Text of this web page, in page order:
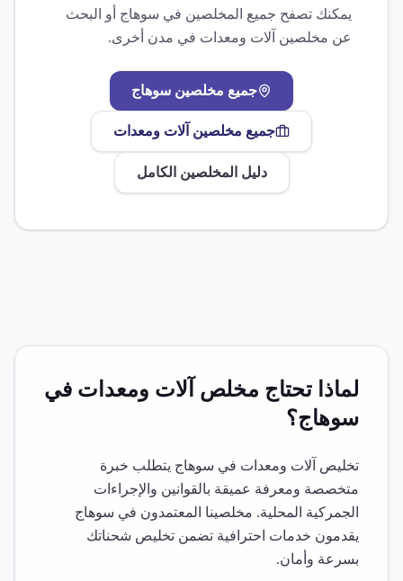
يمكنك تصفح جميع المخلصين في سوهاج أو البحث
عن مخلصين آلات ومعدات في مدن أخرى.
جميع مخلصين سوهاج
جميع مخلصين آلات ومعدات
دليل المخلصين الكامل
لماذا تحتاج مخلص آلات ومعدات في
سوهاج؟
تخليص آلات ومعدات في سوهاج يتطلب خبرة
متخصصة ومعرفة عميقة بالقوانين والإجراءات
الجمركية المحلية. مخلصينا المعتمدون في سوهاج
يقدمون خدمات احترافية تضمن تخليص شحناتك
بسرعة وأمان.